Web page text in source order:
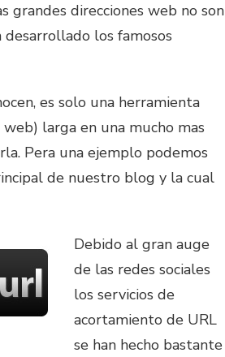
grandes direcciones web no son
los famosos
es solo una herramienta
larga en una mucho mas
Pera una ejemplo podemos
de nuestro blog y la cual
Debido al gran auge
de las redes sociales
los servicios de
acortamiento de URL
se han hecho bastante